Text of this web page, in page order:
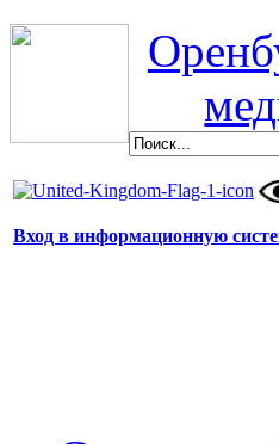
Вход в информационную